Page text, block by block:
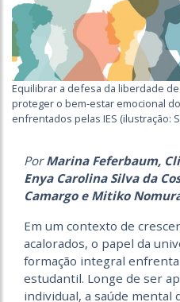
Equilibrar a defesa da liberdade
proteger o bem-estar emocional
enfrentados pelas IES (ilustração:
PorMarina Feferbaum,
Enya Carolina Silva da
Camargo e Mitiko
Em um contexto de
acalorados, o papel da
formação integral
estudantil. Longe de ser
individual, a saúde mental